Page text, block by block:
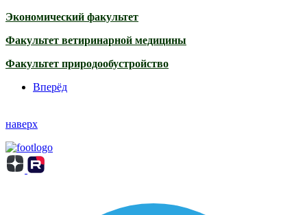
Экономический факультет
Факультет ветиринарной медицины
Факультет природообустройство
Вперёд
наверх